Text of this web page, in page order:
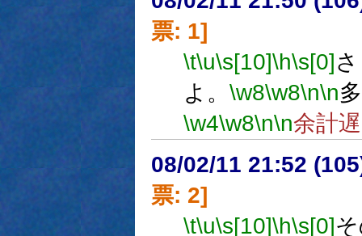
票: 1]
\t\u\s[10]\h\s[0]
よ。 \w8\w8\n\n
\w4\w8\n\n余計
08/02/11 21:52
票: 2]
\t\u\s[10]\h\s[0]